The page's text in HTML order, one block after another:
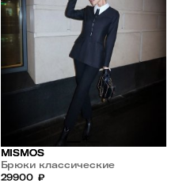
MISMOS
Брюки классические
украшены пайетками
29900 ₽